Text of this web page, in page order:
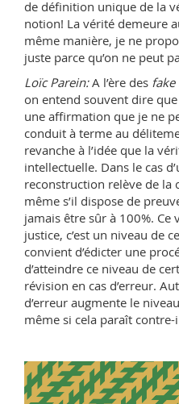
de définition unique de la
notion! La vérité demeure
même manière, je ne
juste parce qu’on ne peut
Loïc Parein:A l’ère des fake
on entend souvent dire
une affirmation que je ne
conduit à terme au
revanche à l’idée que la
intellectuelle. Dans le cas
reconstruction relève de la
même s’il dispose de
jamais être sûr à 100%.
justice, c’est un niveau de
convient d’édicter une
d’atteindre ce niveau de
révision en cas d’erreur.
d’erreur augmente le
même si cela paraît